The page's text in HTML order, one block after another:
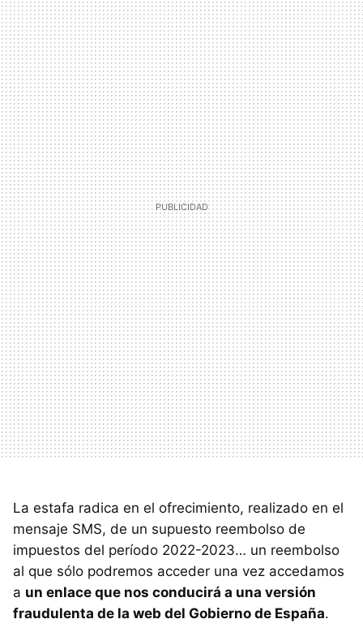
La estafa radica en el ofrecimiento, realizado en el
mensaje SMS, de un supuesto reembolso de
impuestos del período 2022-2023… un reembolso
al que sólo podremos acceder una vez accedamos
a un enlace que nos conducirá a una versión
fraudulenta de la web del Gobierno de España.